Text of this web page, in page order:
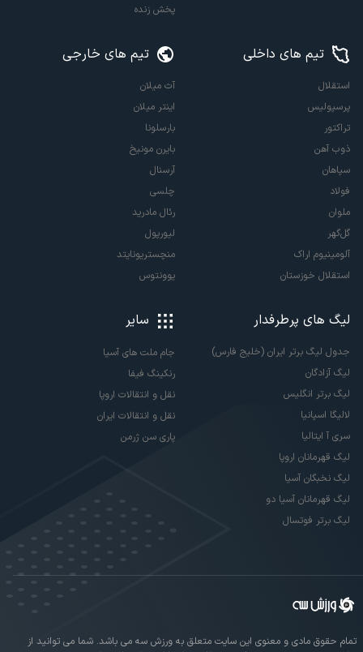
پخش زنده
تیم های داخلی
استقلال
پرسپولیس
تراکتور
ذوب آهن
سپاهان
فولاد
ملوان
گل‌گهر
آلومینیوم اراک
استقلال خوزستان
تیم های خارجی
آث میلان
اینتر میلان
بارسلونا
بایرن مونیخ
آرسنال
چلسی
رئال مادرید
لیورپول
منچستریونایتد
یوونتوس
لیگ های پرطرفدار
جدول لیگ برتر ایران (خلیج فارس)
لیگ آزادگان
لیگ برتر انگلیس
لالیگا اسپانیا
سری آ ایتالیا
لیگ قهرمانان اروپا
لیگ نخبگان آسیا
لیگ قهرمانان آسیا دو
لیگ برتر فوتسال
سایر
جام ملت های آسیا
رنکینگ فیفا
نقل و انتقالات اروپا
نقل و انتقالات ایران
پاری سن ژرمن
تمام حقوق مادی و معنوی این سایت متعلق به ورزش سه می باشد. شما می توانید از